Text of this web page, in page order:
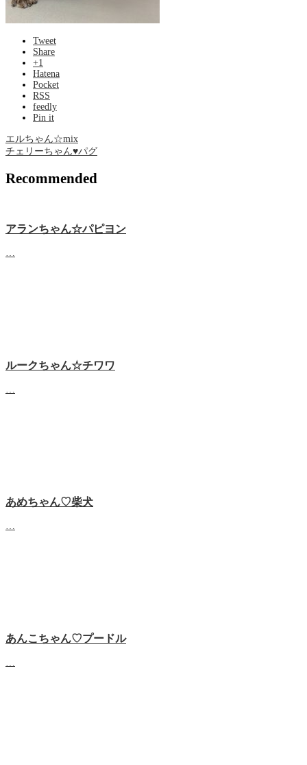
Tweet
Share
+1
Hatena
Pocket
RSS
feedly
Pin it
エルちゃん☆mix
チェリーちゃん♥パグ
Recommended
アランちゃん☆パピヨン
ルークちゃん☆チワワ
あめちゃん♡‬柴犬
あんこちゃん♡‬プードル